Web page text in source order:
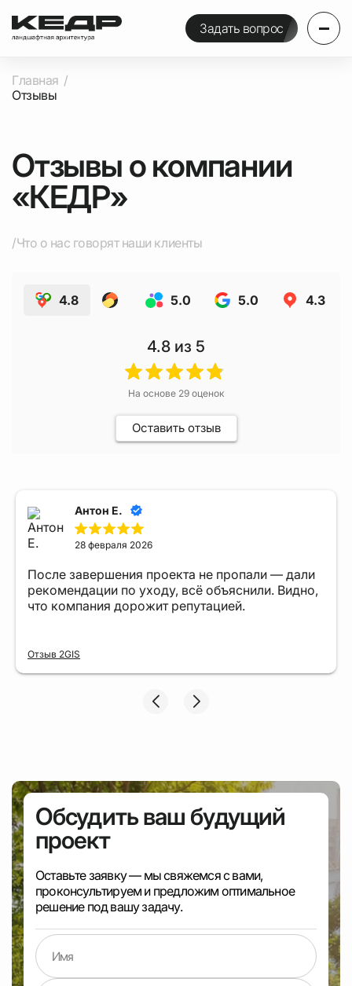
Задать вопрос
Главная
Отзывы
Отзывы о компании
«КЕДР»
/Что о нас говорят наши клиенты
4.8 5.0 5.0 4.3
4.8 из 5
На основе 29оценок
Оставить отзыв
Антон Е.
28 февраля 2026
После завершения проекта не пропали — дали
рекомендации по уходу, всё объяснили. Видно,
что компания дорожит репутацией.
Отзыв 2GIS
Обсудить ваш будущий
проект
Оставьте заявку — мы свяжемся с вами,
проконсультируем и предложим оптимальное
решение под вашу задачу.